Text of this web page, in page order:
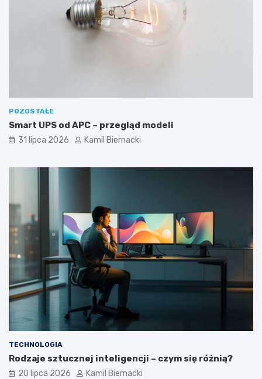
POZOSTAŁE
Smart UPS od APC – przegląd modeli
31 lipca 2026 Kamil Biernacki
TECHNOLOGIA
Rodzaje sztucznej inteligencji – czym się różnią?
20 lipca 2026 Kamil Biernacki